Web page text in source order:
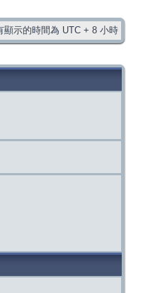
顯示的時間為 UTC + 8 小時